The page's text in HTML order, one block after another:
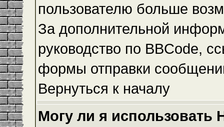
пользователю больше
За дополнительной
руководство по BBCode,
формы отправки
Вернуться к началу
Могу ли я использовать